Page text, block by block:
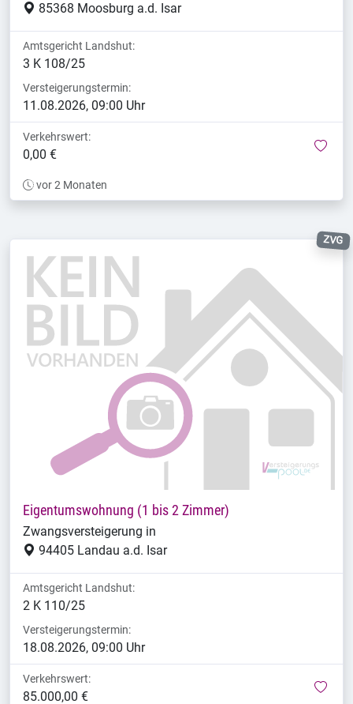
85368 Moosburg a.d. Isar
Amtsgericht Landshut:
3 K 108/25
Versteigerungstermin:
11.08.2026, 09:00 Uhr
Verkehrswert:
0,00 €
vor 2 Monaten
ZVG
Eigentumswohnung (1 bis 2 Zimmer)
Zwangsversteigerung in
94405 Landau a.d. Isar
Amtsgericht Landshut:
2 K 110/25
Versteigerungstermin:
18.08.2026, 09:00 Uhr
Verkehrswert:
85.000,00 €